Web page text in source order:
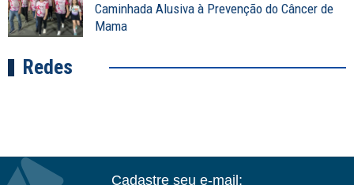
Caminhada Alusiva à Prevenção do Câncer de
Mama
Redes
Cadastre seu e-mail: